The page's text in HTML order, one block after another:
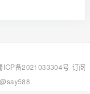
ICP备2021033304号 订阅